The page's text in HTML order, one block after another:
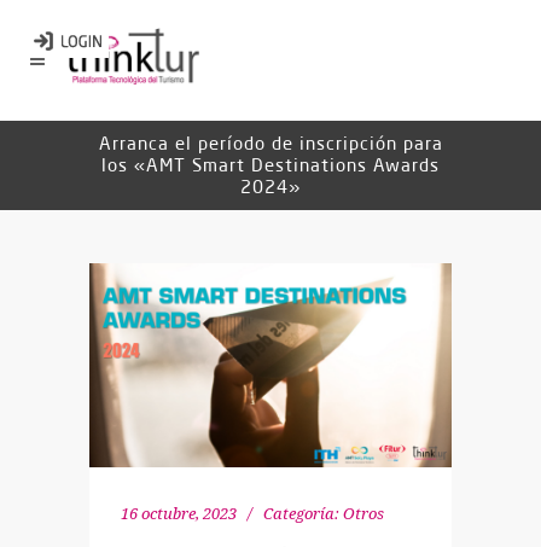
Arranca el período de inscripción para
los «AMT Smart Destinations Awards
2024»
16 octubre, 2023 Categoría: Otros